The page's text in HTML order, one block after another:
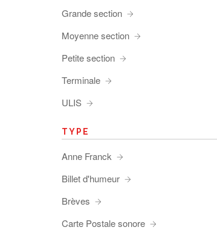
Grande section
Moyenne section
Petite section
Terminale
ULIS
TYPE
Anne Franck
Billet d'humeur
Brèves
Carte Postale sonore